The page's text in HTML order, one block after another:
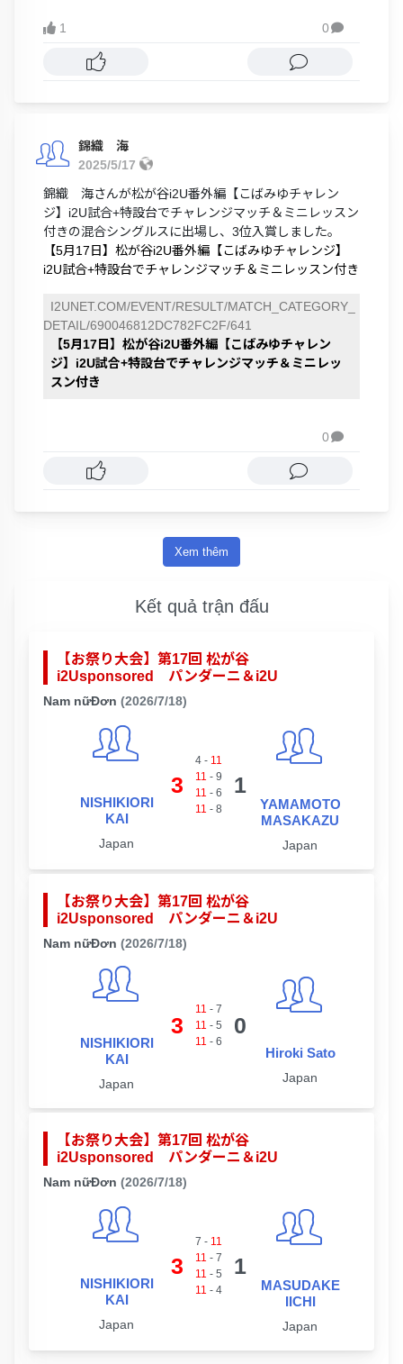
1 0
錦織 海
2025/5/17
錦織 海さんが松が谷i2U番外編【こばみゆチャレン
ジ】i2U試合+特設台でチャレンジマッチ＆ミニレッスン
付きの混合シングルスに出場し、3位入賞しました。
【5月17日】松が谷i2U番外編【こばみゆチャレンジ】
i2U試合+特設台でチャレンジマッチ＆ミニレッスン付き
I2UNET.COM/EVENT/RESULT/MATCH_CATEGORY_
DETAIL/690046812DC782FC2F/641
【5月17日】松が谷i2U番外編【こばみゆチャレン
ジ】i2U試合+特設台でチャレンジマッチ＆ミニレッ
スン付き
0
Xem thêm
Kết quả trận đấu
【お祭り大会】第17回 松が谷
i2Usponsored パンダーニ＆i2U
Nam nữĐơn (2026/7/18)
NISHIKIORI
KAI
Japan
3
4- 11
11 - 9
11 - 6
11 - 8
1
YAMAMOTO
MASAKAZU
Japan
【お祭り大会】第17回 松が谷
i2Usponsored パンダーニ＆i2U
Nam nữĐơn (2026/7/18)
NISHIKIORI
KAI
Japan
3
11 - 7
11 - 5
11 - 6
0
Hiroki Sato
Japan
【お祭り大会】第17回 松が谷
i2Usponsored パンダーニ＆i2U
Nam nữĐơn (2026/7/18)
NISHIKIORI
KAI
Japan
3
7 - 11
11 - 7
11 - 5
11 - 4
1
MASUDAKE
IICHI
Japan